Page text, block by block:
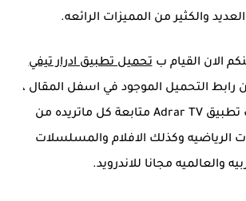
والكثير من المميزات الرائعه.
الان القيام بتحميل تطبيق ادرار تيفي
رابط التحميل الموجود في اسفل المقال ،
وكذلك يتيح لك تطبيق Adrar TV متابعة كل ماتريده من
الرياضيه وكذلك الافلام والمسلسلات
والعالميه مجانا للاندرويد.